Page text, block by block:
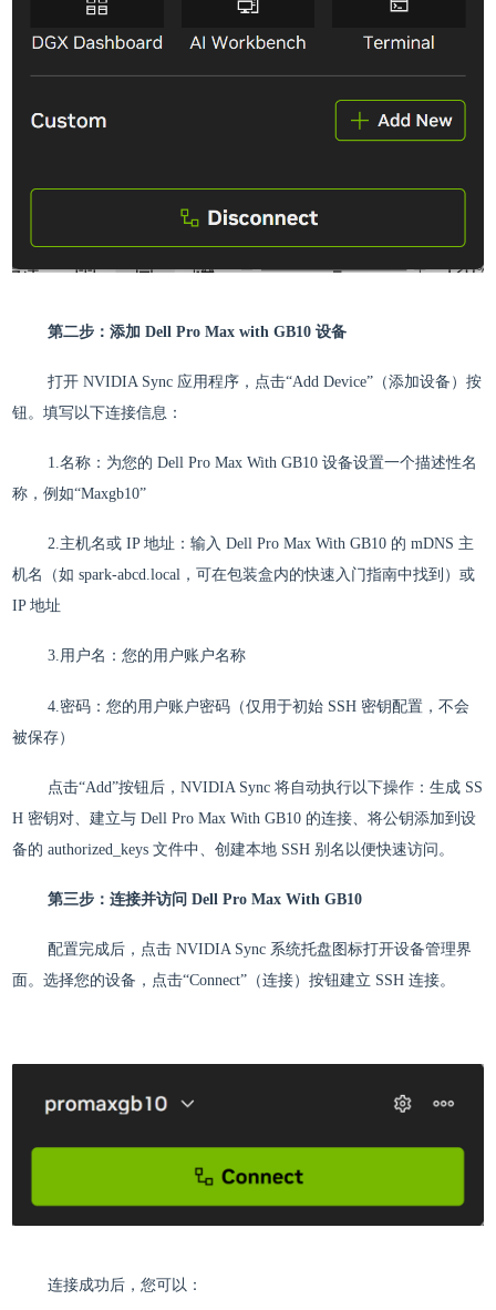
第二步：添加 Dell Pro Max with GB10 设备
打开 NVIDIA Sync 应用程序，点击“Add Device”（添加设备）按
钮。填写以下连接信息：
1.名称：为您的 Dell Pro Max With GB10 设备设置一个描述性名
称，例如“Maxgb10”
2.主机名或 IP 地址：输入 Dell Pro Max With GB10 的 mDNS 主
机名（如 spark-abcd.local，可在包装盒内的快速入门指南中找到）或
IP 地址
3.用户名：您的用户账户名称
4.密码：您的用户账户密码（仅用于初始 SSH 密钥配置，不会
被保存）
点击“Add”按钮后，NVIDIA Sync 将自动执行以下操作：生成 SS
H 密钥对、建立与 Dell Pro Max With GB10 的连接、将公钥添加到设
备的 authorized_keys 文件中、创建本地 SSH 别名以便快速访问。
第三步：连接并访问 Dell Pro Max With GB10
配置完成后，点击 NVIDIA Sync 系统托盘图标打开设备管理界
面。选择您的设备，点击“Connect”（连接）按钮建立 SSH 连接。
连接成功后，您可以：